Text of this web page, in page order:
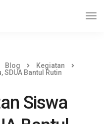
Blog
Kegiatan
Bantul Rutin
Siswa